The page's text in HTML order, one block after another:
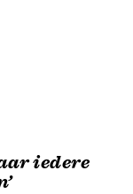
iedere